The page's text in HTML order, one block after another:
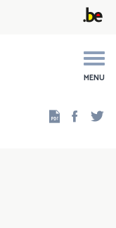
MENU